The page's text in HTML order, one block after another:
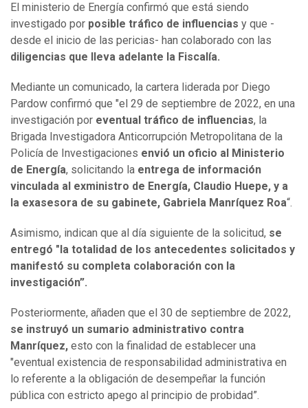
El ministerio de Energía confirmó que está siendo
investigado por posible tráfico de influencias y que -
desde el inicio de las pericias- han colaborado con las
diligencias que lleva adelante la Fiscalía.
Mediante un comunicado, la cartera liderada por Diego
Pardow confirmó que "el 29 de septiembre de 2022, en una
investigación por eventual tráfico de influencias, la
Brigada Investigadora Anticorrupción Metropolitana de la
Policía de Investigaciones envió un oficio al Ministerio
de Energía, solicitando la entrega de información
vinculada al exministro de Energía, Claudio Huepe, y a
la exasesora de su gabinete, Gabriela Manríquez Roa“.
Asimismo, indican que al día siguiente de la solicitud, se
entregó "la totalidad de los antecedentes solicitados y
manifestó su completa colaboración con la
investigación”.
Posteriormente, añaden que el 30 de septiembre de 2022,
se instruyó un sumario administrativo contra
Manríquez, esto con la finalidad de establecer una
"eventual existencia de responsabilidad administrativa en
lo referente a la obligación de desempeñar la función
pública con estricto apego al principio de probidad”.